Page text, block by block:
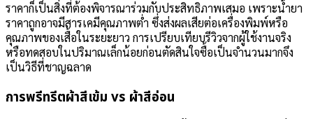
ราคาก็เป็นสิ่งที่ต้องพิจารณาร่วมกับประสิทธิภาพเสมอ เพราะน้ำยา
ราคาถูกอาจมีสารเคมีคุณภาพต่ำ ซึ่งส่งผลเสียต่อเครื่องพิมพ์หรือ
คุณภาพของเสื้อในระยะยาว การเปรียบเทียบรีวิวจากผู้ใช้งานจริง
หรือทดสอบในปริมาณเล็กน้อยก่อนตัดสินใจซื้อเป็นจำนวนมากจึง
เป็นวิธีที่ชาญฉลาด
การพรีทรีตผ้าสีเข้ม vs ผ้าสีอ่อน